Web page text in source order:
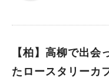
【柏】高柳で出会
たロースタリーカ